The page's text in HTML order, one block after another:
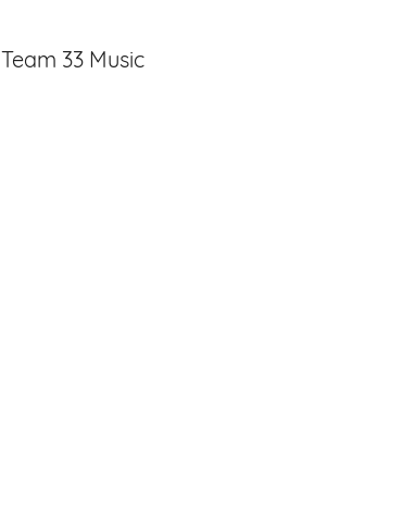
Team 33 Music